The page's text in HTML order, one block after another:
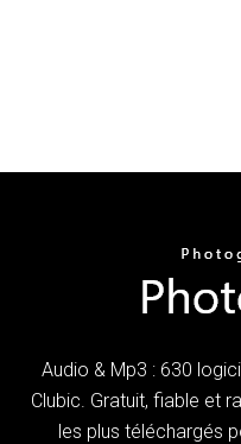
Audio & Mp3 : 630
Clubic. Gratuit, fiable et
les plus téléchargés